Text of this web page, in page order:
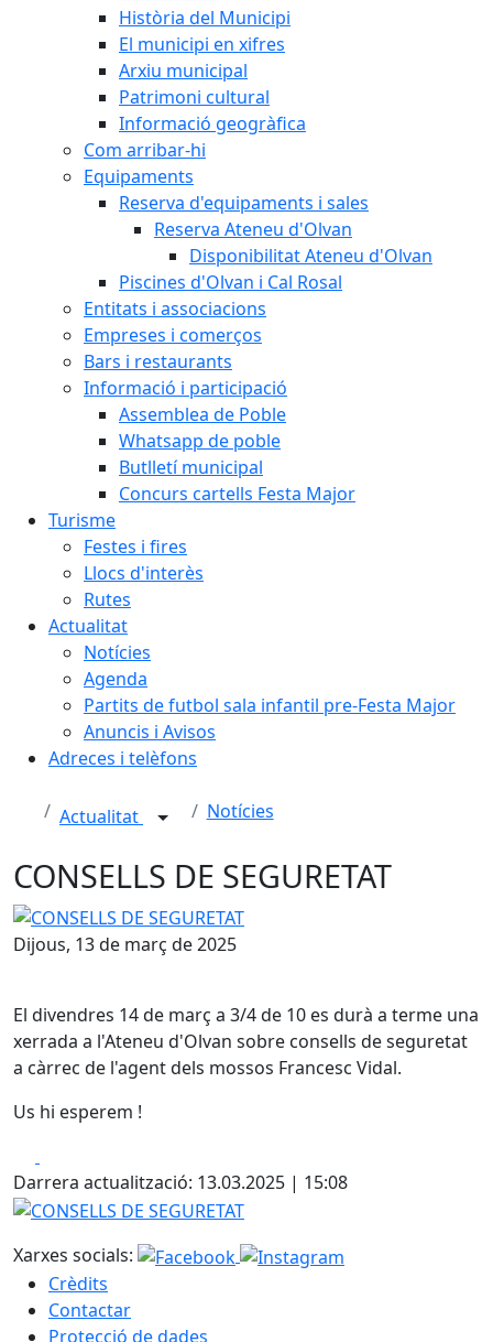
Història del Municipi
El municipi en xifres
Arxiu municipal
Patrimoni cultural
Informació geogràfica
Com arribar-hi
Equipaments
Reserva d'equipaments i sales
Reserva Ateneu d'Olvan
Disponibilitat Ateneu d'Olvan
Piscines d'Olvan i Cal Rosal
Entitats i associacions
Empreses i comerços
Bars i restaurants
Informació i participació
Assemblea de Poble
Whatsapp de poble
Butlletí municipal
Concurs cartells Festa Major
Turisme
Festes i fires
Llocs d'interès
Rutes
Actualitat
Notícies
Agenda
Partits de futbol sala infantil pre-Festa Major
Anuncis i Avisos
Adreces i telèfons
Actualitat Notícies
CONSELLS DE SEGURETAT
CONSELLS DE SEGURETAT
Dijous, 13 de març de 2025
El divendres 14 de març a 3/4 de 10 es durà a terme una
xerrada a l'Ateneu d'Olvan sobre consells de seguretat
a càrrec de l'agent dels mossos Francesc Vidal.
Us hi esperem !
Darrera actualització: 13.03.2025 | 15:08
CONSELLS DE SEGURETAT
Xarxes socials:
Crèdits
Contactar
Protecció de dades